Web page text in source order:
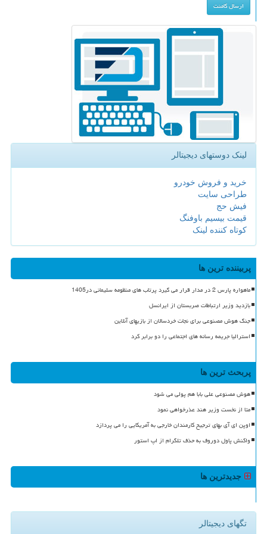
لینک دوستهای دیجیتالر
خرید و فروش خودرو
طراحی سایت
فیش حج
قیمت بیسیم باوفنگ
کوتاه کننده لینک
پربیننده ترین ها
ماهواره پارس 2 در مدار قرار می گیرد پرتاب های منظومه سلیمانی در1405
بازدید وزیر ارتباطات صربستان از ایرانسل
جنگ هوش مصنوعی برای نجات خردسالان از بازیهای آنلاین
استرالیا جریمه رسانه های اجتماعی را دو برابر کرد
پربحث ترین ها
هوش مصنوعی علی بابا هم پولی می شود
متا از نخست وزیر هند عذرخواهی نمود
اوپن ای آی بهای ترجیح کارمندان خارجی به آمریکایی را می پردازد
واکنش پاول دوروف به حذف تلگرام از اپ استور
جدیدترین ها
تگهای دیجیتالر